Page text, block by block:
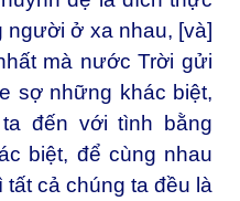
người ở xa nhau, [và]
mà nước Trời gửi
sợ những khác biệt,
đến với tình bằng
biệt, để cùng nhau
cả chúng ta đều là